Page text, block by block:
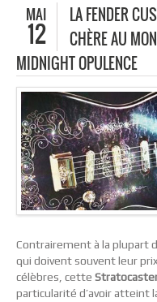
MAI
12
LA FENDER
CHÈRE AU
MIDNIGHT OPULENCE
Contrairement à la plupart
qui doivent souvent leur
célèbres, cette
particularité d’avoir atteint